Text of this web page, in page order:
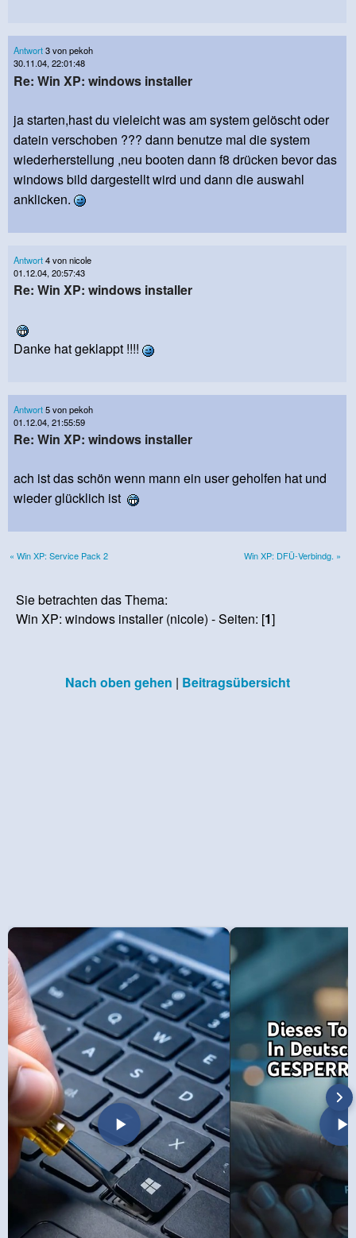
Antwort3 von pekoh
30.11.04, 22:01:48
Re: Win XP: windows installer
ja starten,hast du vieleicht was am system gelöscht oder
datein verschoben ??? dann benutze mal die system
wiederherstellung ,neu booten dann f8 drücken bevor das
windows bild dargestellt wird und dann die auswahl
anklicken.
Antwort4 von nicole
01.12.04, 20:57:43
Re: Win XP: windows installer
Danke hat geklappt !!!!
Antwort5 von pekoh
01.12.04, 21:55:59
Re: Win XP: windows installer
ach ist das schön wenn mann ein user geholfen hat und
wieder glücklich ist
« Win XP: Service Pack 2 Win XP: DFÜ-Verbindg. »
Sie betrachten das Thema:
Win XP: windows installer (nicole) - Seiten: [1]
Nach oben gehen | Beitragsübersicht